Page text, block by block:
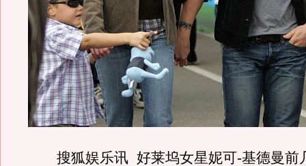
搜狐娱乐讯 好莱坞女星妮可-基德曼前